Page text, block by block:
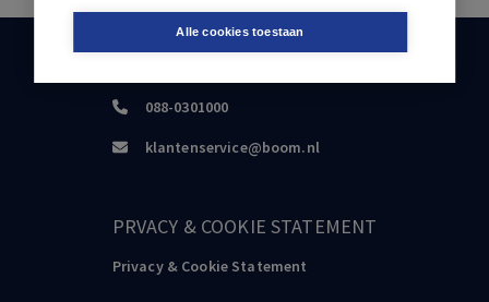
Alle cookies toestaan
088-0301000
klantenservice@boom.nl
PRVACY & COOKIE STATEMENT
Privacy & Cookie Statement